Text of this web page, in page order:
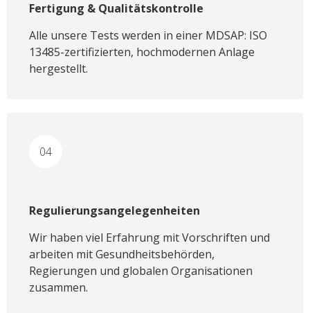
Fertigung & Qualitätskontrolle
Alle unsere Tests werden in einer MDSAP: ISO
13485-zertifizierten, hochmodernen Anlage
hergestellt.
04
Regulierungsangelegenheiten
Wir haben viel Erfahrung mit Vorschriften und
arbeiten mit Gesundheitsbehörden,
Regierungen und globalen Organisationen
zusammen.